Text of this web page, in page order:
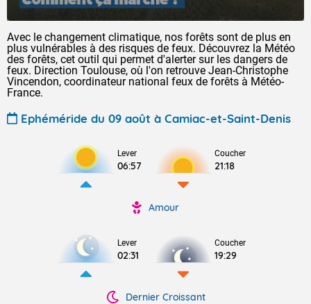
Avec le changement climatique, nos forêts sont de plus en
plus vulnérables à des risques de feux. Découvrez la Météo
des forêts, cet outil qui permet d'alerter sur les dangers de
feux. Direction Toulouse, où l'on retrouve Jean-Christophe
Vincendon, coordinateur national feux de forêts à Météo-
France.
Ephéméride du 09 août à Camiac-et-Saint-Denis
Lever
06:57
Coucher
21:18
Amour
Lever
02:31
Coucher
19:29
Dernier Croissant